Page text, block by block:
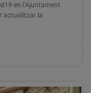
en l’Ajuntament
actualitzar la